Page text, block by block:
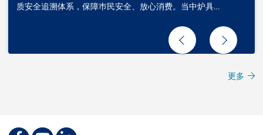
质安全追溯体系，保障巿民安全、放心消费。当中炉具…
更多